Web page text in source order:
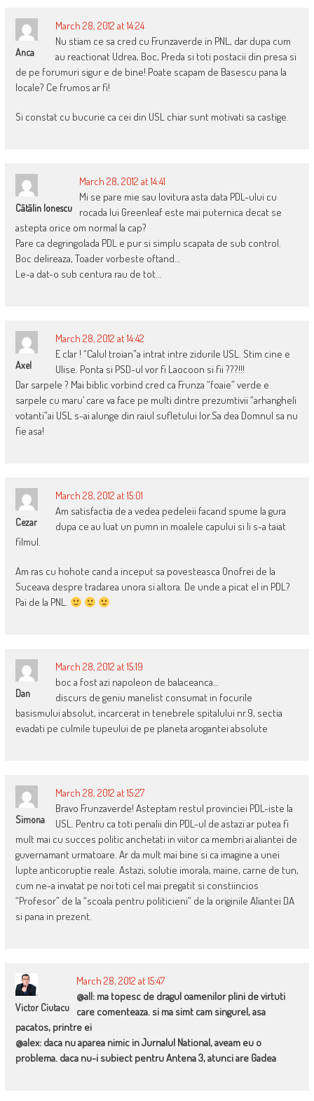
Anca
March 28, 2012 at 14:24
Nu stiam ce sa cred cu Frunzaverde in PNL, dar dupa cum
au reactionat Udrea, Boc, Preda si toti postacii din presa si
de pe forumuri sigur e de bine! Poate scapam de Basescu pana la
locale? Ce frumos ar fi!
Si constat cu bucurie ca cei din USL chiar sunt motivati sa castige.
Cãtãlin Ionescu
March 28, 2012 at 14:41
Mi se pare mie sau lovitura asta data PDL-ului cu
rocada lui Greenleaf este mai puternica decat se
astepta orice om normal la cap?
Pare ca degringolada PDL e pur si simplu scapata de sub control.
Boc delireaza, Toader vorbeste oftand…
Le-a dat-o sub centura rau de tot…
Axel
March 28, 2012 at 14:42
E clar ! “Calul troian”a intrat intre zidurile USL. Stim cine e
Ulise. Ponta si PSD-ul vor fi Laocoon si fii ???!!!
Dar sarpele ? Mai biblic vorbind cred ca Frunza “foaie” verde e
sarpele cu maru’ care va face pe multi dintre prezumtivii “arhangheli
votanti”ai USL s-ai alunge din raiul sufletului lor.Sa dea Domnul sa nu
fie asa!
Cezar
March 28, 2012 at 15:01
Am satisfactia de a vedea pedeleii facand spume la gura
dupa ce au luat un pumn in moalele capului si li s-a taiat
filmul.
Am ras cu hohote cand a inceput sa povesteasca Onofrei de la
Suceava despre tradarea unora si altora. De unde a picat el in PDL?
Pai de la PNL.
Dan
March 28, 2012 at 15:19
boc a fost azi napoleon de balaceanca…
discurs de geniu manelist consumat in focurile
basismului absolut, incarcerat in tenebrele spitalului nr.9, sectia
evadati pe culmile tupeului de pe planeta arogantei absolute
Simona
March 28, 2012 at 15:27
Bravo Frunzaverde! Asteptam restul provinciei PDL-iste la
USL. Pentru ca toti penalii din PDL-ul de astazi ar putea fi
mult mai cu succes politic anchetati in viitor ca membri ai aliantei de
guvernamant urmatoare. Ar da mult mai bine si ca imagine a unei
lupte anticoruptie reale. Astazi, solutie imorala, maine, carne de tun,
cum ne-a invatat pe noi toti cel mai pregatit si constiincios
“Profesor” de la “scoala pentru politicieni” de la originile Aliantei DA
si pana in prezent.
Victor Ciutacu
March 28, 2012 at 15:47
@all: ma topesc de dragul oamenilor plini de virtuti
care comenteaza. si ma simt cam singurel, asa
pacatos, printre ei
@alex: daca nu aparea nimic in Jurnalul National, aveam eu o
problema. daca nu-i subiect pentru Antena 3, atunci are Gadea